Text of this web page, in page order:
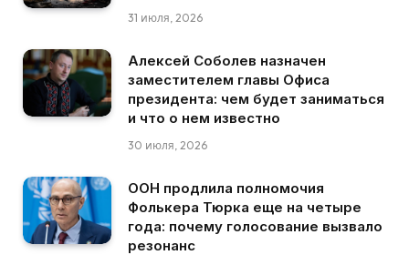
31 июля, 2026
Алексей Соболев назначен
заместителем главы Офиса
президента: чем будет заниматься
и что о нем известно
30 июля, 2026
ООН продлила полномочия
Фолькера Тюрка еще на четыре
года: почему голосование вызвало
резонанс